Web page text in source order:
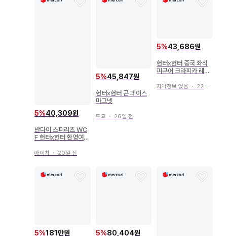
5%40,309원
반다이 스피리츠 WC
F 헌터x헌터 환영여단
아이치 ・ 20일 전
5%45,847원
헌터x헌터 곤 페이스
마그넷
도쿄 ・ 26일 전
5%43,686원
헌터x헌터 중국 좌식
피규어 크라피카 레오
지역정보 없음 ・ 22일 전
5%181만원 5%80,404원